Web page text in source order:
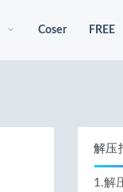
Coser FREE
解压
1.解